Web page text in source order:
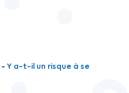
- Y a-t-il un risque à se